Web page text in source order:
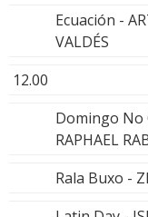
Ecuación -
VALDÉS
12.00
Domingo No
RAPHAEL
Rala Buxo -